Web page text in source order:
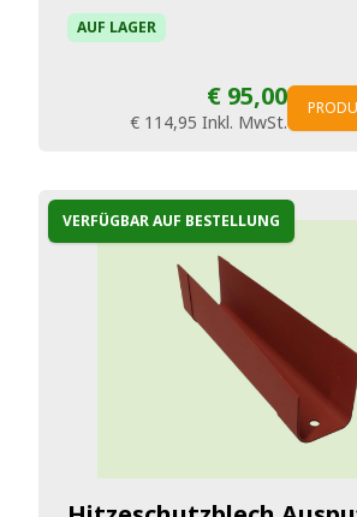
AUF LAGER
€ 95,00
€ 114,95 Inkl. MwSt.
VERFÜGBAR AUF BESTELLUNG